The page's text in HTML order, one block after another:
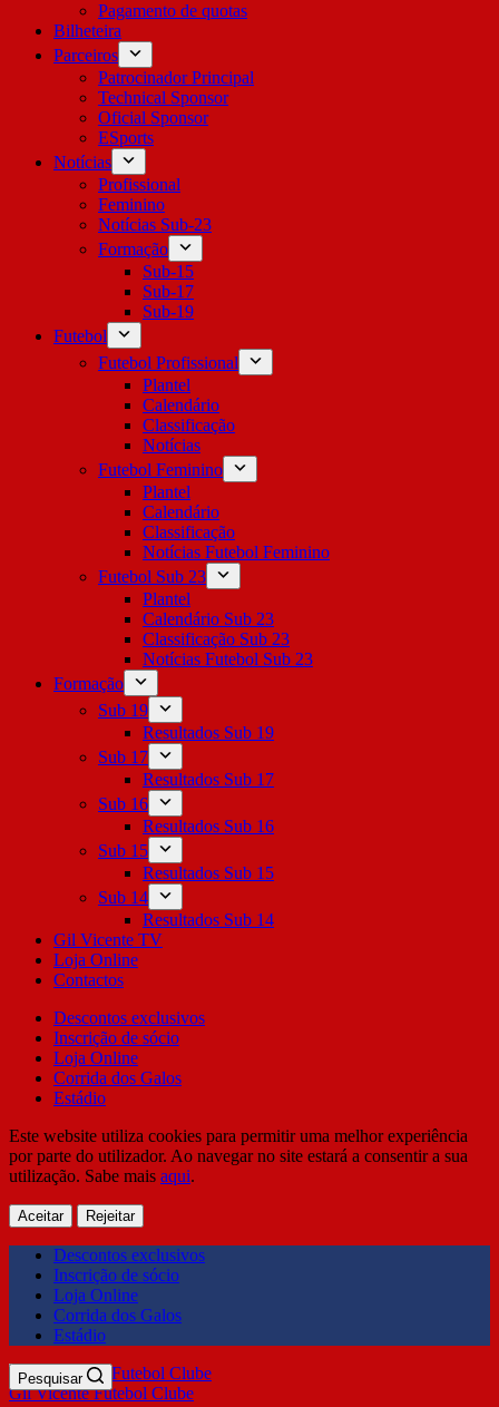
Pagamento de quotas
Bilheteira
Parceiros
Patrocinador Principal
Technical Sponsor
Oficial Sponsor
ESports
Notícias
Profissional
Feminino
Notícias Sub-23
Formação
Sub-15
Sub-17
Sub-19
Futebol
Futebol Profissional
Plantel
Calendário
Classificação
Notícias
Futebol Feminino
Plantel
Calendário
Classificação
Notícias Futebol Feminino
Futebol Sub 23
Plantel
Calendário Sub 23
Classificação Sub 23
Notícias Futebol Sub 23
Formação
Sub 19
Resultados Sub 19
Sub 17
Resultados Sub 17
Sub 16
Resultados Sub 16
Sub 15
Resultados Sub 15
Sub 14
Resultados Sub 14
Gil Vicente TV
Loja Online
Contactos
Descontos exclusivos
Inscrição de sócio
Loja Online
Corrida dos Galos
Estádio
Este website utiliza cookies para permitir uma melhor experiência
por parte do utilizador. Ao navegar no site estará a consentir a sua
utilização. Sabe mais aqui.
Aceitar Rejeitar
Descontos exclusivos
Inscrição de sócio
Loja Online
Corrida dos Galos
Estádio
Gil Vicente Futebol Clube
Pesquisar